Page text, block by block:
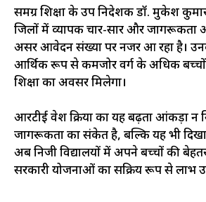
समग्र शिक्षा के उप निदेशक डॉ. मुकेश
जिलों में व्यापक प्रचार-प्रसार और
असर आवेदन संख्या पर नजर आ रहा है।
आर्थिक रूप से कमजोर वर्ग के अधिक बच्चों
शिक्षा का अवसर मिलेगा।
आरटीई प्रवेश प्रक्रिया का यह बढ़ता आंकड़ा न
जागरूकता का संकेत है, बल्कि यह भी
अब निजी विद्यालयों में अपने बच्चों की
सरकारी योजनाओं का सक्रिय रूप से लाभ